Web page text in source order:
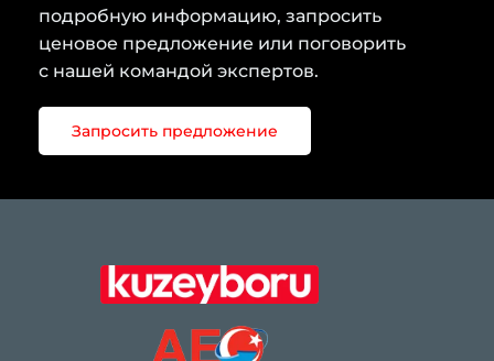
подробную информацию, запросить
ценовое предложение или поговорить
с нашей командой экспертов.
Запросить предложение